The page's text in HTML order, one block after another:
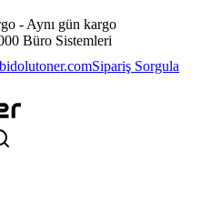
- Aynı gün kargo
Büro Sistemleri
Sipariş Sorgula